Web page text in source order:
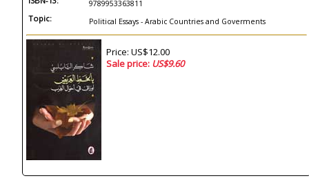
9789953363811
Topic: Political Essays - Arabic Countries and Goverments
Price: US$12.00
Sale price: US$9.60